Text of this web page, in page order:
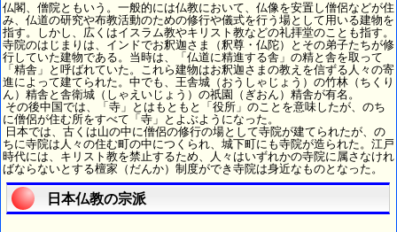
仏閣、僧院ともいう。一般的には仏教において、仏像を安置し僧侶などが住
み、仏道の研究や布教活動のための修行や儀式を行う場として用いる建物を
指す。しかし、広くはイスラム教やキリスト教などの礼拝堂のことも指す。
寺院のはじまりは、インドでお釈迦さま（釈尊・仏陀）とその弟子たちが修
行していた建物である。当時は、「仏道に精進する舎」の精と舎を取って
「精舎」と呼ばれていた。これら建物はお釈迦さまの教えを信ずる人々の寄
進によって建てられた。中でも、王舎城（おうしゃじょう）の竹林（ちくり
ん）精舎と舎衛城（しゃえいじょう）の祇園（ぎおん）精舎が有名。
その後中国では、「寺」とはもともと「役所」のことを意味したが、のち
に僧侶が住む所をすべて「寺」とよぶようになった。
日本では、古くは山の中に僧侶の修行の場として寺院が建てられたが、の
ちに寺院は人々の住む町の中につくられ、城下町にも寺院が造られた。江戸
時代には、キリスト教を禁止するため、人々はいずれかの寺院に属さなけれ
ばならないとする檀家（だんか）制度ができ寺院は身近なものとなった。
日本仏教の宗派